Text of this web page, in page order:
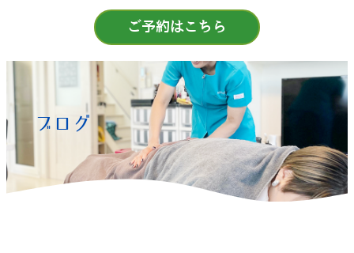
ご予約はこちら
ブログ